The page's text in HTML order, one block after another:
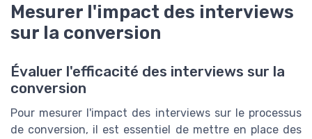
Mesurer l'impact des interviews
sur la conversion
Évaluer l'efficacité des interviews sur la
conversion
Pour mesurer l'impact des interviews sur le processus
de conversion, il est essentiel de mettre en place des